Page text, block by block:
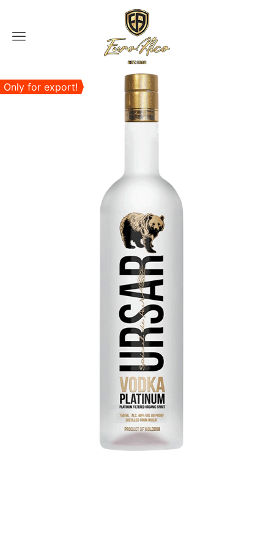
Menu
Only for export!